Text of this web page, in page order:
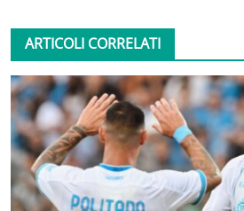
ARTICOLI CORRELATI